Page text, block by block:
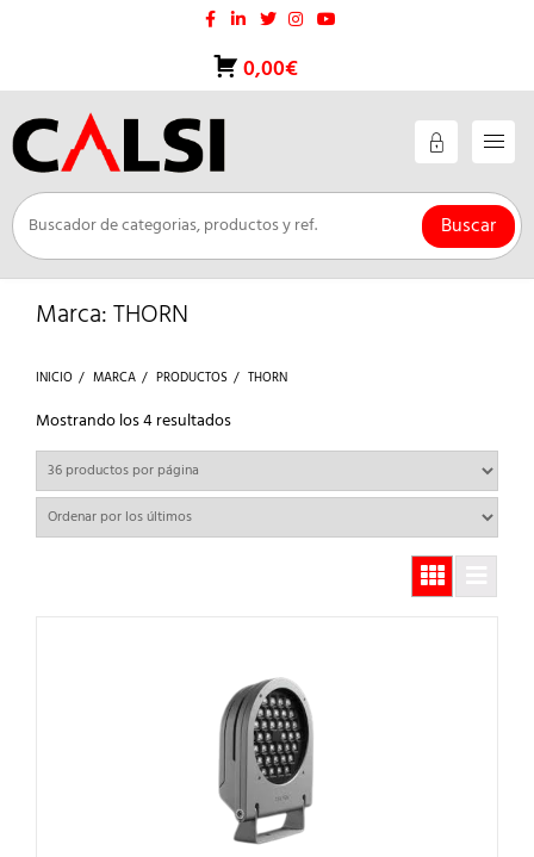
0,00€
Buscar
Marca:THORN
INICIO MARCA PRODUCTOS THORN
Mostrando los 4 resultadosOrdenado
por
últimos